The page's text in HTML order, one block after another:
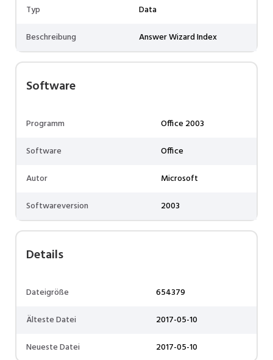
Typ
Data
Beschreibung
Answer Wizard Index
Software
Programm
Office 2003
Software
Office
Autor
Microsoft
Softwareversion
2003
Details
Dateigröße
654379
Älteste Datei
2017-05-10
Neueste Datei
2017-05-10